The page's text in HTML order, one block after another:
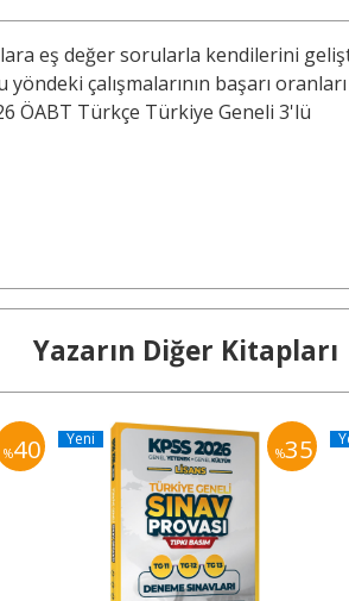
eş değer sorularla kendilerini
çalışmalarının başarı oranları
ÖABT Türkçe Türkiye Geneli 3'lü
Yazarın Diğer Kitapları
%40 %35
Yeni